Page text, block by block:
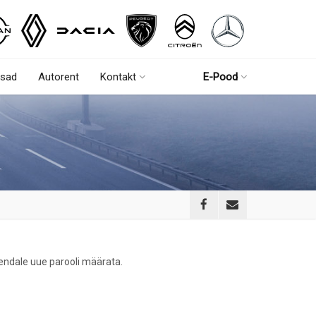
Autorent Kontakt E-Pood
uue parooli määrata.